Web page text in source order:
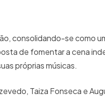
consolidando-se como
de fomentar a cena
próprias músicas.
Taiza Fonseca e